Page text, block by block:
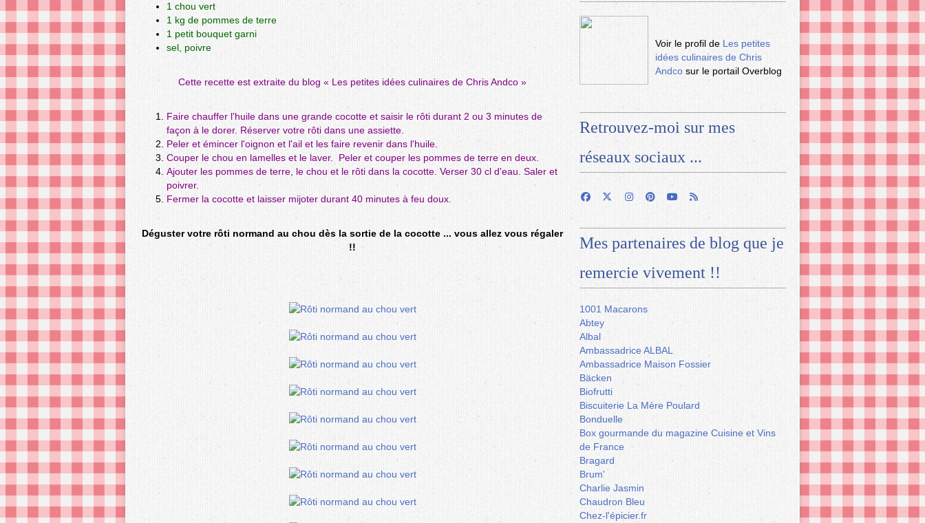
1 chou vert
1 kg de pommes de terre
1 petit bouquet garni
sel, poivre
Cette recette est extraite du blog « Les petites idées culinaires de Chris Andco »
Faire chauffer l'huile dans une grande cocotte et saisir le rôti durant 2 ou 3 minutes de
façon à le dorer. Réserver votre rôti dans une assiette.
Peler et émincer l'oignon et l'ail et les faire revenir dans l'huile.
Couper le chou en lamelles et le laver. Peler et couper les pommes de terre en deux.
Ajouter les pommes de terre, le chou et le rôti dans la cocotte. Verser 30 cl d'eau. Saler et
poivrer.
Fermer la cocotte et laisser mijoter durant 40 minutes à feu doux.
Déguster votre rôti normand au chou dès la sortie de la cocotte ... vous allez vous régaler
!!
Voir le profil de Les petites
idées culinaires de Chris
Andco sur le portail Overblog
Retrouvez-moi sur mes
réseaux sociaux ...
Mes partenaires de blog que je
remercie vivement !!
1001 Macarons
Abtey
Albal
Ambassadrice ALBAL
Ambassadrice Maison Fossier
Bäcken
Biofrutti
Biscuiterie La Mère Poulard
Bonduelle
Box gourmande du magazine Cuisine et Vins
de France
Bragard
Brum'
Charlie Jasmin
Chaudron Bleu
Chez-l'épicier.fr